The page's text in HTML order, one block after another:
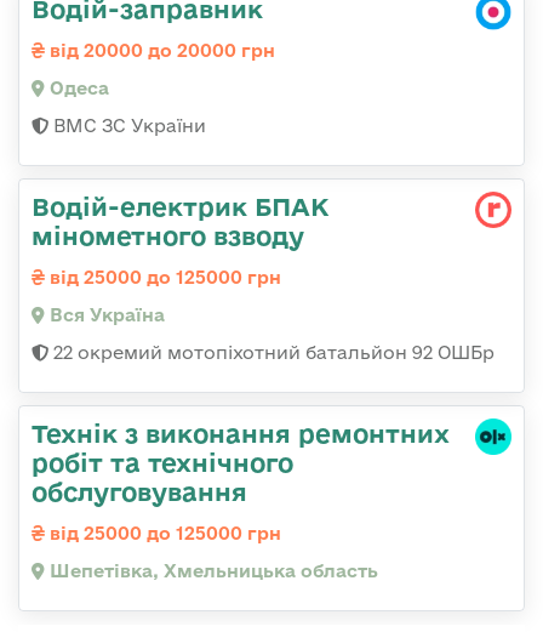
Водій-заправник
від 20000 до 20000 грн
Одеса
ВМС ЗС України
Водій-електрик БПАК
мінометного взводу
від 25000 до 125000 грн
Вся Україна
22 окремий мотопіхотний батальйон 92 ОШБр
Технік з виконання ремонтних
робіт та технічного
обслуговування
від 25000 до 125000 грн
Шепетівка, Хмельницька область